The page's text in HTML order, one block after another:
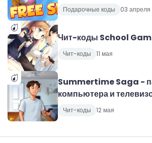
Подарочные коды 03 апреля
Чит-коды School
Чит-коды 11 мая
Summertime Saga -
компьютера и
Чит-коды 12 мая